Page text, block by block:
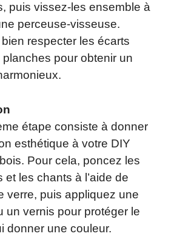
puis vissez-les ensemble à
perceuse-visseuse.
respecter les écarts
planches pour obtenir un
étape consiste à donner
esthétique à votre DIY
Pour cela, poncez les
et les chants à l’aide de
verre, puis appliquez une
un vernis pour protéger le
donner une couleur.